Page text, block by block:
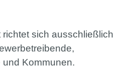
sich ausschließlich
und Kommunen.